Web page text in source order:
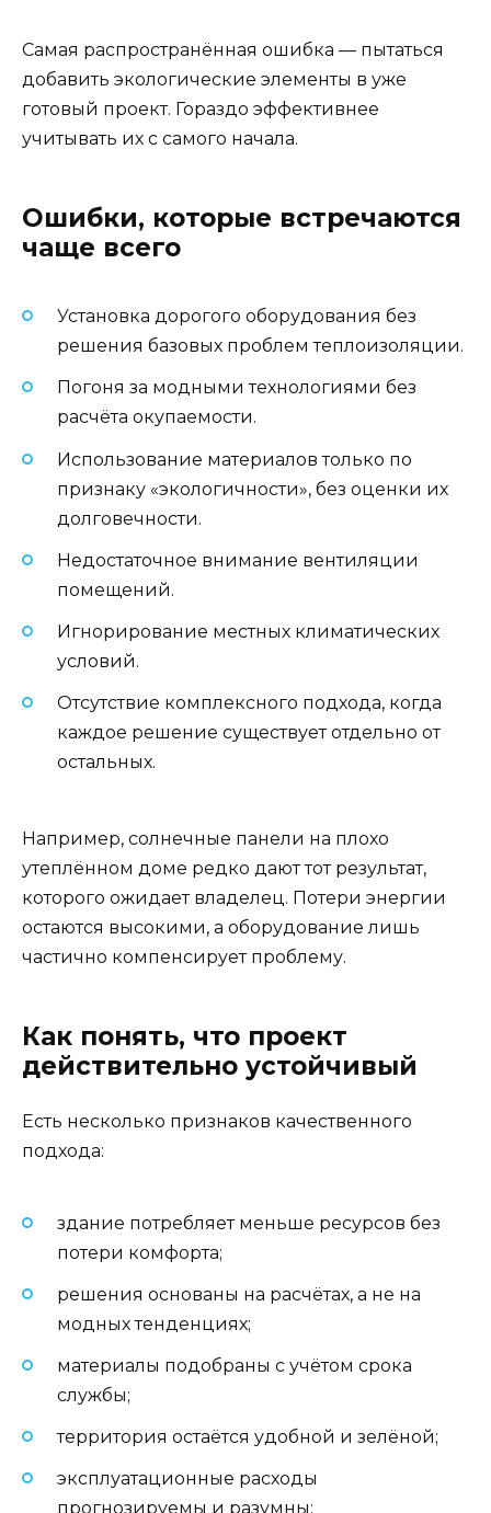
Самая распространённая ошибка — пытаться
добавить экологические элементы в уже
готовый проект. Гораздо эффективнее
учитывать их с самого начала.
Ошибки, которые встречаются
чаще всего
Установка дорогого оборудования без
решения базовых проблем теплоизоляции.
Погоня за модными технологиями без
расчёта окупаемости.
Использование материалов только по
признаку «экологичности», без оценки их
долговечности.
Недостаточное внимание вентиляции
помещений.
Игнорирование местных климатических
условий.
Отсутствие комплексного подхода, когда
каждое решение существует отдельно от
остальных.
Например, солнечные панели на плохо
утеплённом доме редко дают тот результат,
которого ожидает владелец. Потери энергии
остаются высокими, а оборудование лишь
частично компенсирует проблему.
Как понять, что проект
действительно устойчивый
Есть несколько признаков качественного
подхода:
здание потребляет меньше ресурсов без
потери комфорта;
решения основаны на расчётах, а не на
модных тенденциях;
материалы подобраны с учётом срока
службы;
территория остаётся удобной и зелёной;
эксплуатационные расходы
прогнозируемы и разумны;